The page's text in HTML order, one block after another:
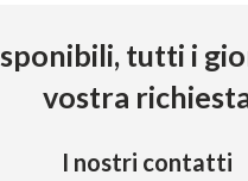
tutti i
vostra
I nostri contatti